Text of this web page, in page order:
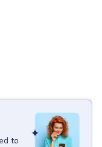
to